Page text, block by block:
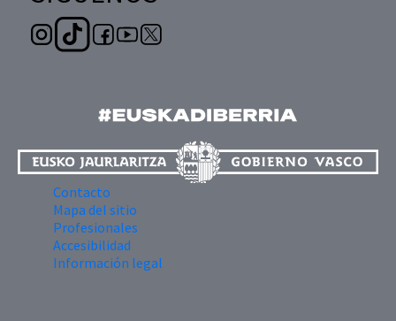
Contacto
Mapa del sitio
Profesionales
Accesibilidad
Información legal